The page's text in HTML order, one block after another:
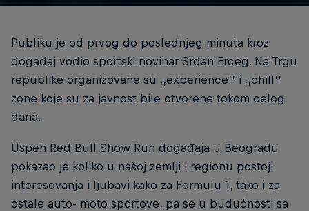
Publiku je od prvog do poslednjeg minuta kroz
događaj vodio sportski novinar Srđan Erceg. Na Trgu
republike organizovane su ,,experience’’ i ,,chill’’
zone koje su za javnost bile otvorene tokom celog
dana.
Uspeh Red Bull Show Run događaja u Beogradu
pokazao je koliko u našoj zemlji i regionu postoji
interesovanja i ljubavi kako za Formulu 1, tako i za
ostale auto- moto sportove, pa se u budućnosti sa